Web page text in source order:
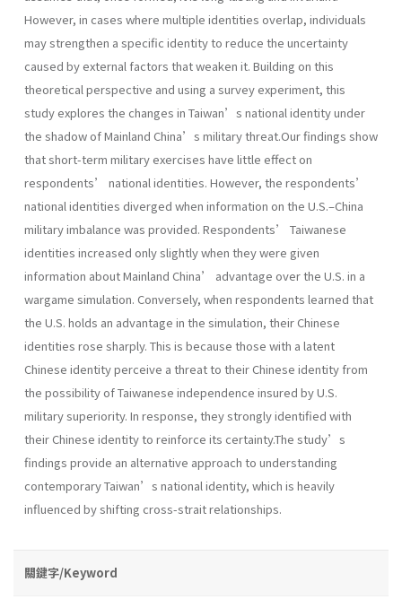
However, in cases where multiple identities overlap, individuals
may strengthen a specific identity to reduce the uncertainty
caused by external factors that weaken it. Building on this
theoretical perspective and using a survey experiment, this
study explores the changes in Taiwan’s national identity under
the shadow of Mainland China’s military threat.Our findings show
that short-term military exercises have little effect on
respondents’ national identities. However, the respondents’
national identities diverged when information on the U.S.–China
military imbalance was provided. Respondents’ Taiwanese
identities increased only slightly when they were given
information about Mainland China’ advantage over the U.S. in a
wargame simulation. Conversely, when respondents learned that
the U.S. holds an advantage in the simulation, their Chinese
identities rose sharply. This is because those with a latent
Chinese identity perceive a threat to their Chinese identity from
the possibility of Taiwanese independence insured by U.S.
military superiority. In response, they strongly identified with
their Chinese identity to reinforce its certainty.The study’s
findings provide an alternative approach to understanding
contemporary Taiwan’s national identity, which is heavily
influenced by shifting cross-strait relationships.
關鍵字/Keyword